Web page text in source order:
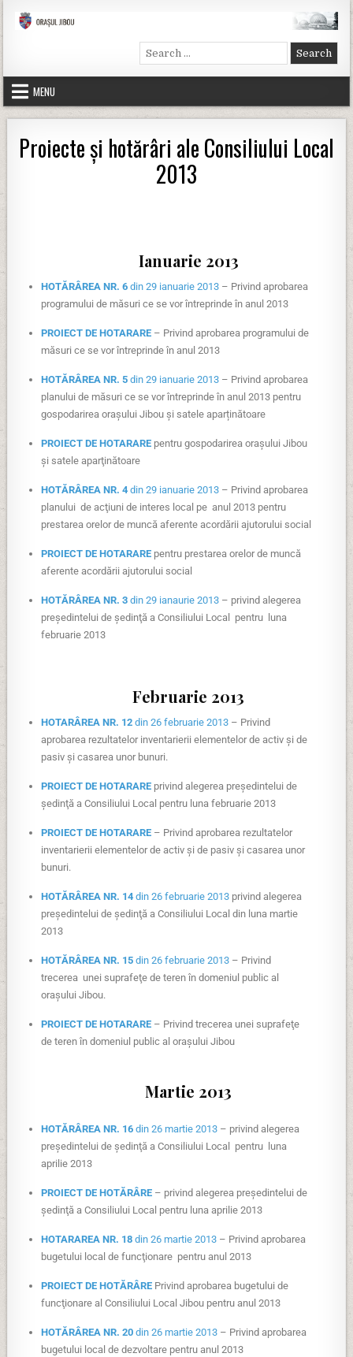
Primăria Jibou
Site-ul oficial al primăriei Jibou
Search for:
MENU
Proiecte şi hotărâri ale Consiliului Local
2013
Ianuarie 2013
HOTĂRÂREA NR. 6 din 29 ianuarie 2013 – Privind aprobarea
programului de măsuri ce se vor întreprinde în anul 2013
PROIECT DE HOTARARE – Privind aprobarea programului de
măsuri ce se vor întreprinde în anul 2013
HOTĂRÂREA NR. 5 din 29 ianuarie 2013 – Privind aprobarea
planului de măsuri ce se vor întreprinde în anul 2013 pentru
gospodarirea orașului Jibou și satele aparținătoare
PROIECT DE HOTARARE pentru gospodarirea oraşului Jibou
şi satele aparţinătoare
HOTĂRÂREA NR. 4 din 29 ianuarie 2013 – Privind aprobarea
planului de acţiuni de interes local pe anul 2013 pentru
prestarea orelor de muncă aferente acordării ajutorului social
PROIECT DE HOTARARE pentru prestarea orelor de muncă
aferente acordării ajutorului social
HOTĂRÂREA NR. 3 din 29 ianaurie 2013 – privind alegerea
preşedintelui de şedinţă a Consiliului Local pentru luna
februarie 2013
Februarie 2013
HOTARÂREA NR. 12 din 26 februarie 2013 – Privind
aprobarea rezultatelor inventarierii elementelor de activ şi de
pasiv şi casarea unor bunuri.
PROIECT DE HOTARARE privind alegerea preşedintelui de
şedinţă a Consiliului Local pentru luna februarie 2013
PROIECT DE HOTARARE – Privind aprobarea rezultatelor
inventarierii elementelor de activ şi de pasiv şi casarea unor
bunuri.
HOTĂRÂREA NR. 14 din 26 februarie 2013 privind alegerea
preşedintelui de şedinţă a Consiliului Local din luna martie
2013
HOTĂRÂREA NR. 15 din 26 februarie 2013 – Privind
trecerea unei suprafeţe de teren în domeniul public al
oraşului Jibou.
PROIECT DE HOTARARE – Privind trecerea unei suprafeţe
de teren în domeniul public al oraşului Jibou
Martie 2013
HOTĂRÂREA NR. 16 din 26 martie 2013 – privind alegerea
preşedintelui de şedinţă a Consiliului Local pentru luna
aprilie 2013
PROIECT DE HOTĂRÂRE – privind alegerea preşedintelui de
şedinţă a Consiliului Local pentru luna aprilie 2013
HOTARAREA NR. 18 din 26 martie 2013 – Privind aprobarea
bugetului local de funcţionare pentru anul 2013
PROIECT DE HOTĂRÂRE Privind aprobarea bugetului de
funcţionare al Consiliului Local Jibou pentru anul 2013
HOTĂRÂREA NR. 20 din 26 martie 2013 – Privind aprobarea
bugetului local de dezvoltare pentru anul 2013